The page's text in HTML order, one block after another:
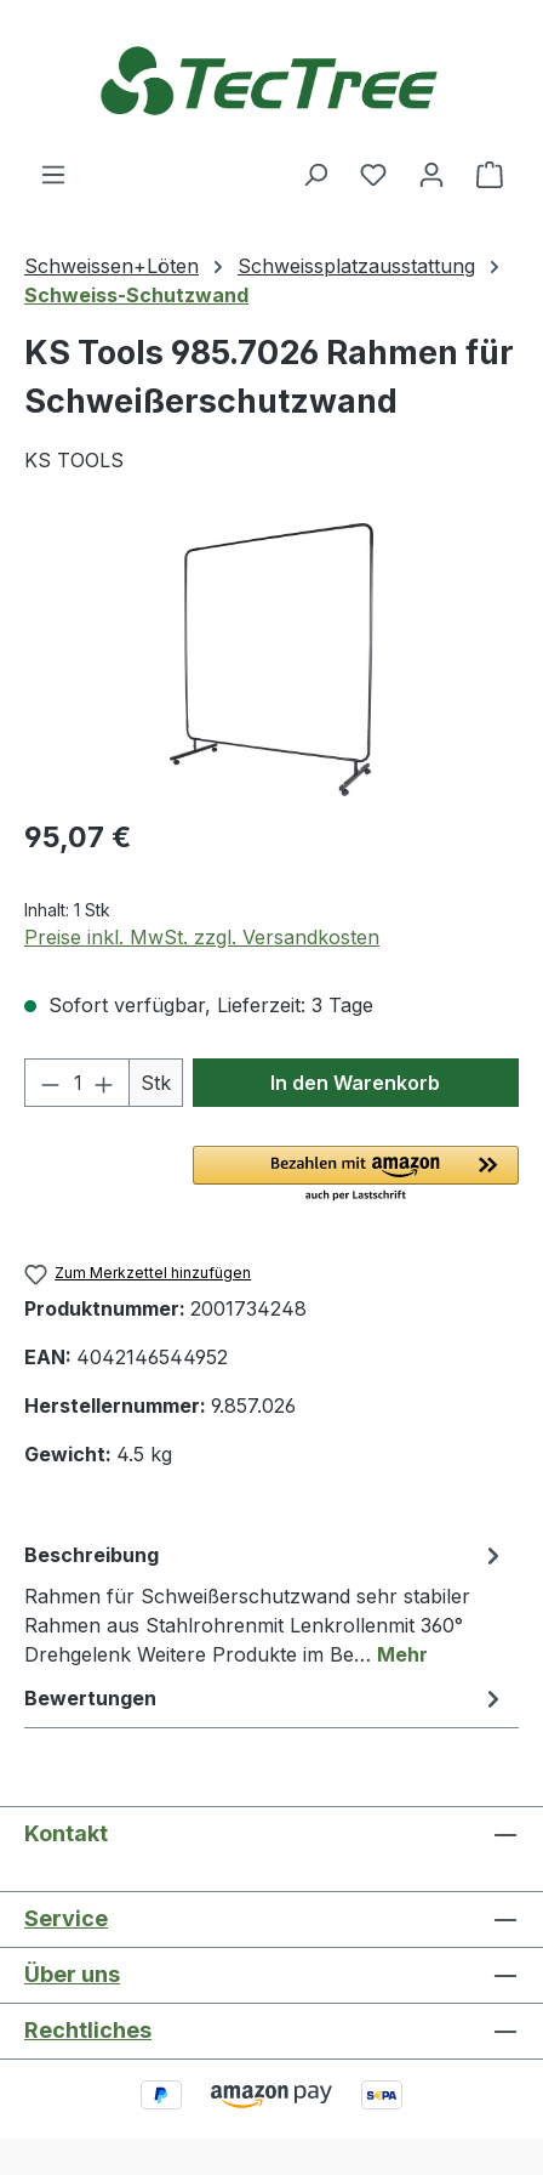
Du hast 0
Schweissen+Löten
Schweissplatzausstattung
Schweiss-Schutzwand
KS Tools 985.7026 Rahmen für
Schweißerschutzwand
KS TOOLS
Bildergalerie überspringen
Regulärer Preis:
95,07 €
Inhalt: 1 Stk
Preise inkl. MwSt. zzgl. Versandkosten
Sofort verfügbar, Lieferzeit: 3 Tage
Produkt Anzahl: Gib den
Stk In den Warenkorb
Zum Merkzettel hinzufügen
Produktnummer: 2001734248
EAN: 4042146544952
Herstellernummer: 9.857.026
Gewicht: 4.5 kg
Beschreibung
Rahmen für Schweißerschutzwand sehr stabiler
Rahmen aus Stahlrohrenmit Lenkrollenmit 360°
Drehgelenk Weitere Produkte im Be… Mehr
Bewertungen
Kontakt
Service
Über uns
Rechtliches